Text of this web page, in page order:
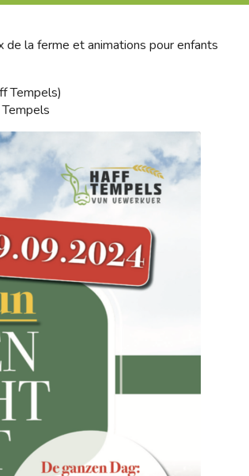
de la ferme et animations pour enfants
Tempels)